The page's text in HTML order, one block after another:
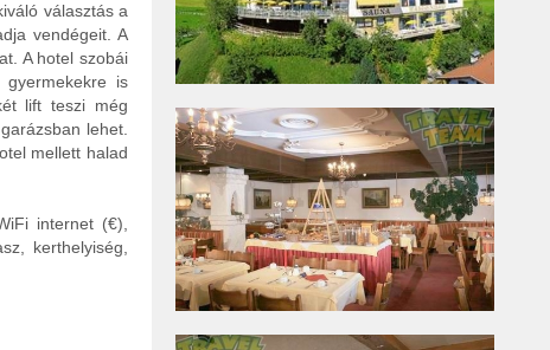
választás a
vendégeit. A
A hotel szobái
is
lift teszi még
lehet.
mellett halad
internet (€),
kerthelyiség,